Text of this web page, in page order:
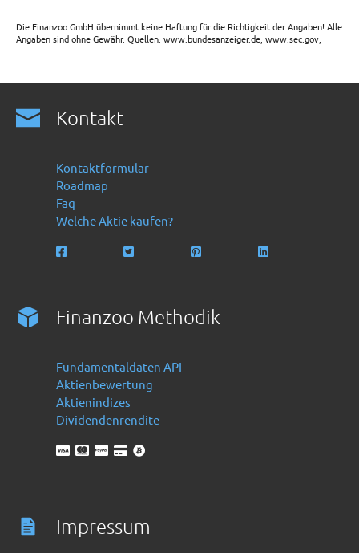
Die Finanzoo GmbH übernimmt keine Haftung für die Richtigkeit der Angaben! Alle
Angaben sind ohne Gewähr. Quellen: www.bundesanzeiger.de, www.sec.gov,
Kontakt
Kontaktformular
Roadmap
Faq
Welche Aktie kaufen?
Finanzoo Methodik
Fundamentaldaten API
Aktienbewertung
Aktienindizes
Dividendenrendite
Impressum